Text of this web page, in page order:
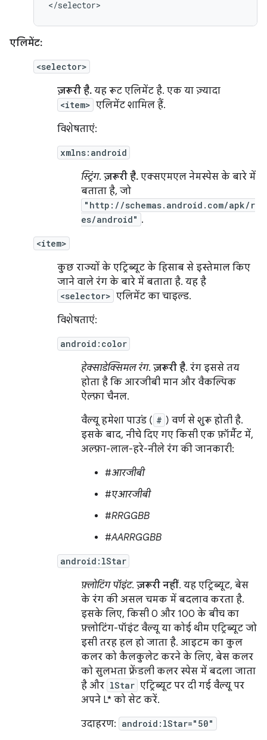
</selector>
एलिमेंट:
<selector>
ज़रूरी है. यह रूट एलिमेंट है. एक या ज़्यादा
<item> एलिमेंट शामिल हैं.
विशेषताएं:
xmlns:android
स्ट्रिंग. ज़रूरी है. एक्सएमएल नेमस्पेस के बारे में
बताता है, जो
"http://schemas.android.com/apk/r
es/android" .
<item>
कुछ राज्यों के एट्रिब्यूट के हिसाब से इस्तेमाल किए
जाने वाले रंग के बारे में बताता है. यह है
<selector> एलिमेंट का चाइल्ड.
विशेषताएं:
android:color
हेक्साडेक्सिमल रंग. ज़रूरी है. रंग इससे तय
होता है कि आरजीबी मान और वैकल्पिक
ऐल्फ़ा चैनल.
वैल्यू हमेशा पाउंड ( # ) वर्ण से शुरू होती है.
इसके बाद, नीचे दिए गए किसी एक फ़ॉर्मैट में,
अल्फ़ा-लाल-हरे-नीले रंग की जानकारी:
#आरजीबी
#एआरजीबी
#RRGGBB
#AARRGGBB
android:lStar
फ़्लोटिंग पॉइंट. ज़रूरी नहीं. यह एट्रिब्यूट, बेस
के रंग की असल चमक में बदलाव करता है.
इसके लिए, किसी 0 और 100 के बीच का
फ़्लोटिंग-पॉइंट वैल्यू या कोई थीम एट्रिब्यूट जो
इसी तरह हल हो जाता है. आइटम का कुल
कलर को कैलकुलेट करने के लिए, बेस कलर
को सुलभता फ़्रेंडली कलर स्पेस में बदला जाता
है और lStar एट्रिब्यूट पर दी गई वैल्यू पर
अपने L* को सेट करें.
उदाहरण: android:lStar="50"